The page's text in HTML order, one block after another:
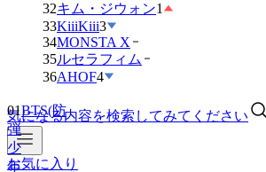
32キム・ジウォン1
33KiiiKiii3
34MONSTA X
35ルセラフィム
36AHOF4
気になる内容を検索してみてください
お気に入り
BTS(防
少
年
団)